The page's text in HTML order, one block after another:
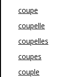
coupe
coupelle
coupelles
coupes
couple